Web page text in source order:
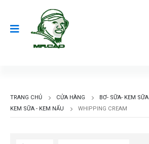
TRANG CHỦ CỬA HÀNG
BƠ- SỮA- KEM SỮA
KEM SỮA - KEM NẤU
WHIPPING CREAM